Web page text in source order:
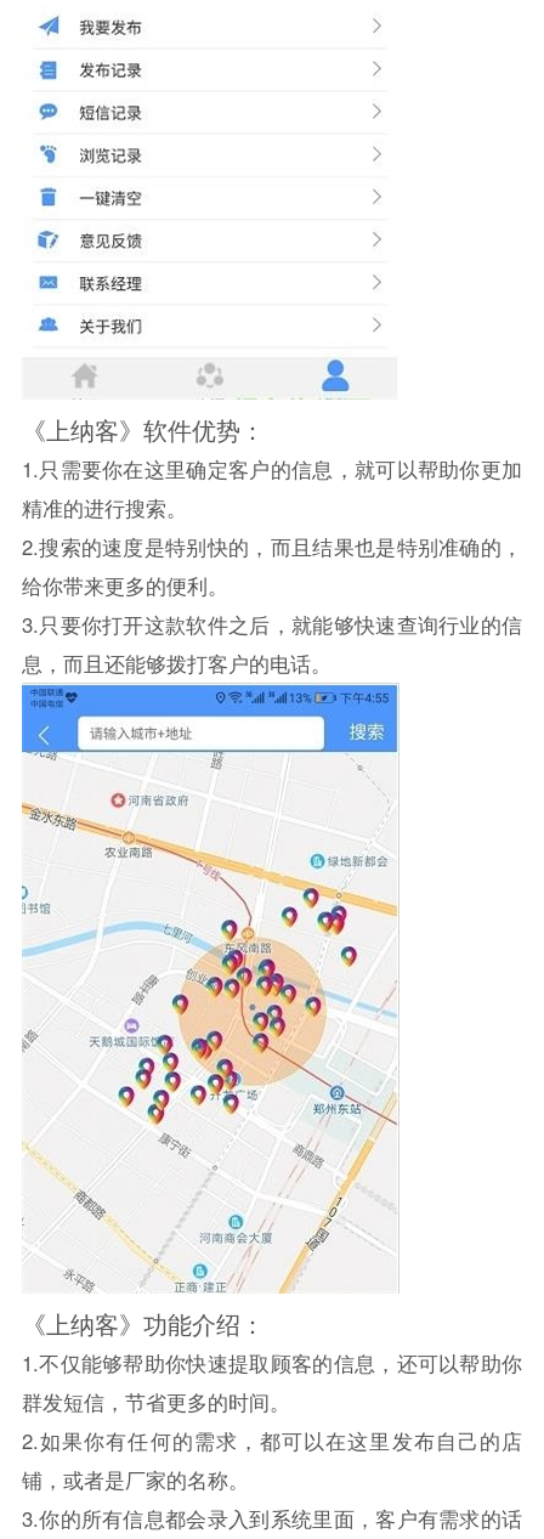
《上纳客》软件优势：
1.只需要你在这里确定客户的信息，就可以帮助你更加
精准的进行搜索。
2.搜索的速度是特别快的，而且结果也是特别准确的，
给你带来更多的便利。
3.只要你打开这款软件之后，就能够快速查询行业的信
息，而且还能够拨打客户的电话。
《上纳客》功能介绍：
1.不仅能够帮助你快速提取顾客的信息，还可以帮助你
群发短信，节省更多的时间。
2.如果你有任何的需求，都可以在这里发布自己的店
铺，或者是厂家的名称。
3.你的所有信息都会录入到系统里面，客户有需求的话